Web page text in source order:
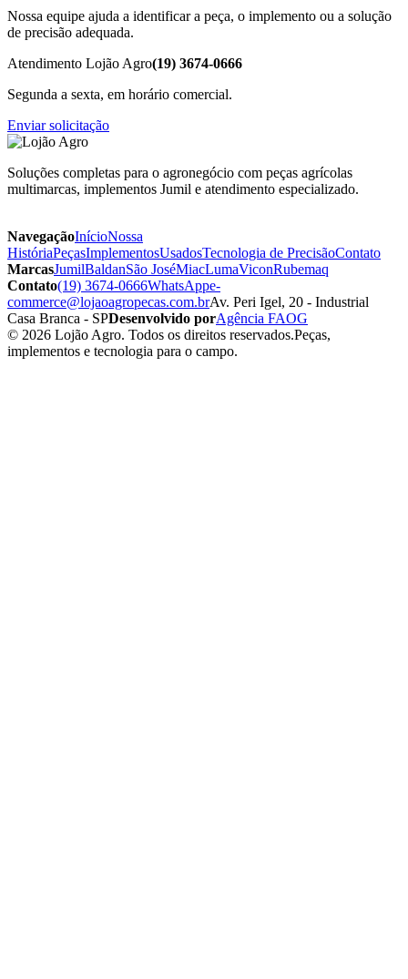
Nossa equipe ajuda a identificar a peça, o implemento ou a solução
de precisão adequada.
Atendimento Lojão Agro(19) 3674-0666
Segunda a sexta, em horário comercial.
Enviar solicitação
Soluções completas para o agronegócio com peças agrícolas
multimarcas, implementos Jumil e atendimento especializado.
NavegaçãoInícioNossa
HistóriaPeçasImplementosUsadosTecnologia de PrecisãoContato
MarcasJumilBaldanSão JoséMiacLumaViconRubemaq
Contato(19) 3674-0666WhatsAppe-
commerce@lojaoagropecas.com.brAv. Peri Igel, 20 - Industrial
Casa Branca - SPDesenvolvido porAgência FAOG
© 2026 Lojão Agro. Todos os direitos reservados.Peças,
implementos e tecnologia para o campo.